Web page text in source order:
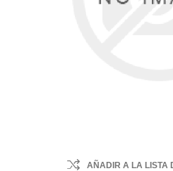
AÑADIR A LA LISTA